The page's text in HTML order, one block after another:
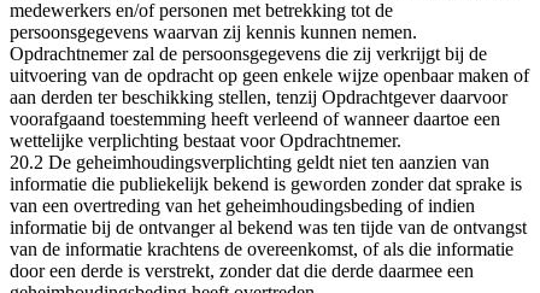
medewerkers en/of personen met betrekking tot de
persoonsgegevens waarvan zij kennis kunnen nemen.
Opdrachtnemer zal de persoonsgegevens die zij verkrijgt bij de
uitvoering van de opdracht op geen enkele wijze openbaar maken of
aan derden ter beschikking stellen, tenzij Opdrachtgever daarvoor
voorafgaand toestemming heeft verleend of wanneer daartoe een
wettelijke verplichting bestaat voor Opdrachtnemer.
20.2 De geheimhoudingsverplichting geldt niet ten aanzien van
informatie die publiekelijk bekend is geworden zonder dat sprake is
van een overtreding van het geheimhoudingsbeding of indien
informatie bij de ontvanger al bekend was ten tijde van de ontvangst
van de informatie krachtens de overeenkomst, of als die informatie
door een derde is verstrekt, zonder dat die derde daarmee een